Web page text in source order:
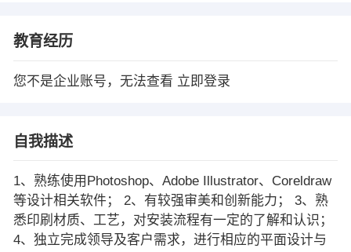
教育经历
您不是企业账号，无法查看 立即登录
自我描述
1、熟练使用Photoshop、Adobe Illustrator、Coreldraw
等设计相关软件； 2、有较强审美和创新能力； 3、熟
悉印刷材质、工艺，对安装流程有一定的了解和认识；
4、独立完成领导及客户需求，进行相应的平面设计与